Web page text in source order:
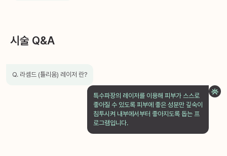
시술 Q&A
Q. 라셈드 (튤리움) 레이저 란?
특수파장의 레이저를 이용해 피부가 스스로
좋아질 수 있도록 피부에 좋은 성분만 깊숙이
침투시켜 내부에서부터 좋아지도록 돕는 프
로그램입니다.